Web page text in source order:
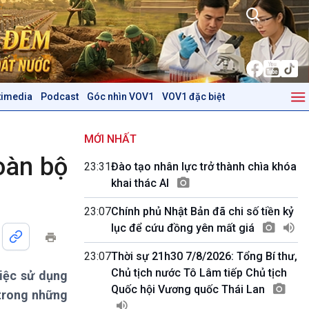
Podcast Góc nhìn VOV1 VOV1 đặc biệt
Trước giờ mở cửa
Dòng chảy Kinh tế
Tuyên chiến với gian lận
thương mại
Mùa vàng
Biển đảo Việt Nam
Tâm tình biên giới và hải
đảo
Tìm hiểu biển, đảo Việt
Nam
Podcast
Góc nhìn VOV1
Bình luận
bộ
sử dụng
những
MỚI NHẤT
23:31Đào tạo nhân lực trở thành chìa khóa
khai thác AI
23:07Chính phủ Nhật Bản đã chi số tiền kỷ
lục để cứu đồng yên mất giá
23:07Thời sự 21h30 7/8/2026: Tổng Bí thư,
Chủ tịch nước Tô Lâm tiếp Chủ tịch
Quốc hội Vương quốc Thái Lan